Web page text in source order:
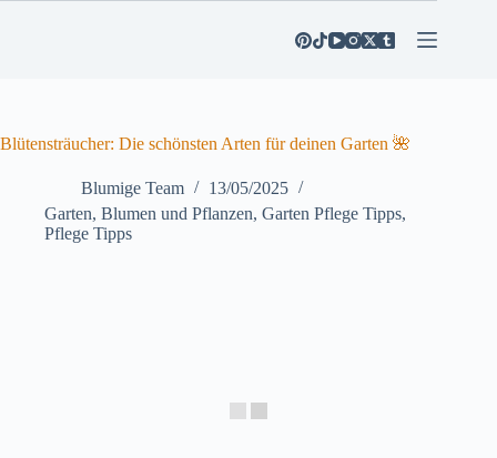
Blütensträucher: Die schönsten Arten für deinen Garten 🌺
Blumige Team
13/05/2025
Garten, Blumen und Pflanzen, Garten Pflege Tipps,
Pflege Tipps